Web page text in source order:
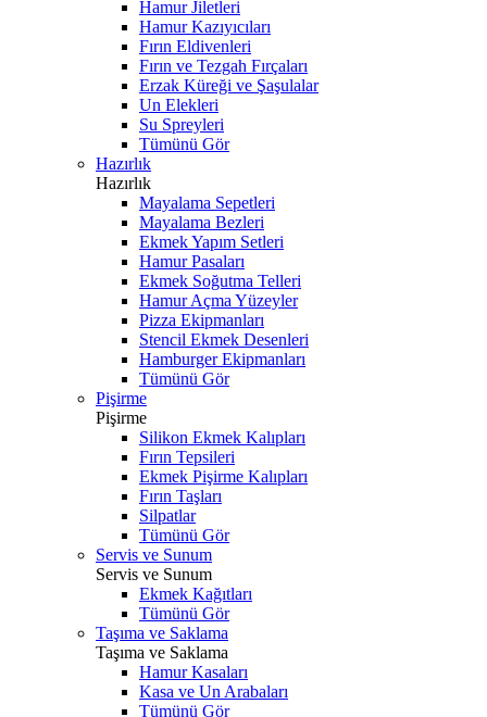
Hamur Jiletleri
Hamur Kazıyıcıları
Fırın Eldivenleri
Fırın ve Tezgah Fırçaları
Erzak Küreği ve Şaşulalar
Un Elekleri
Su Spreyleri
Tümünü Gör
Hazırlık
Hazırlık
Mayalama Sepetleri
Mayalama Bezleri
Ekmek Yapım Setleri
Hamur Pasaları
Ekmek Soğutma Telleri
Hamur Açma Yüzeyler
Pizza Ekipmanları
Stencil Ekmek Desenleri
Hamburger Ekipmanları
Tümünü Gör
Pişirme
Pişirme
Silikon Ekmek Kalıpları
Fırın Tepsileri
Ekmek Pişirme Kalıpları
Fırın Taşları
Silpatlar
Tümünü Gör
Servis ve Sunum
Servis ve Sunum
Ekmek Kağıtları
Tümünü Gör
Taşıma ve Saklama
Taşıma ve Saklama
Hamur Kasaları
Kasa ve Un Arabaları
Tümünü Gör